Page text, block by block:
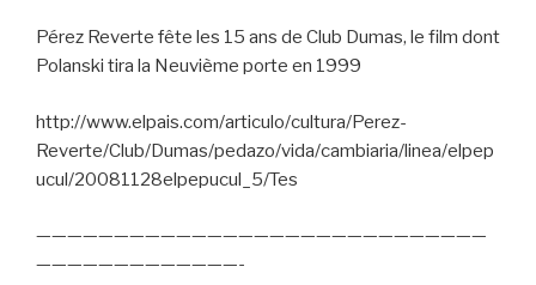
Pérez Reverte fête les 15 ans de Club Dumas, le film dont
Polanski tira la Neuvième porte en 1999
http://www.elpais.com/articulo/cultura/Perez-
Reverte/Club/Dumas/pedazo/vida/cambiaria/linea/elpep
ucul/20081128elpepucul_5/Tes
—————————————————————————————
—————————————-